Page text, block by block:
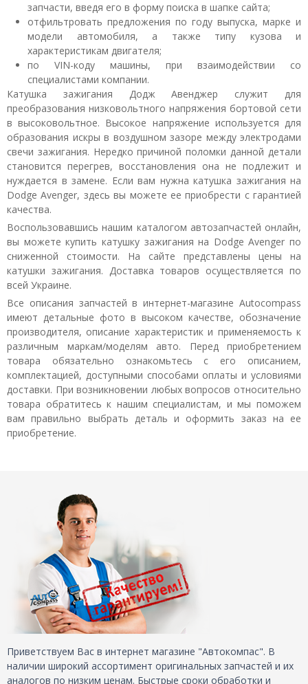
запчасти, введя его в форму поиска в шапке сайта;
отфильтровать предложения по году выпуска, марке и
модели автомобиля, а также типу кузова и
характеристикам двигателя;
по VIN-коду машины, при взаимодействии со
специалистами компании.
Катушка зажигания Додж Авенджер служит для
преобразования низковольтного напряжения бортовой сети
в высоковольтное. Высокое напряжение используется для
образования искры в воздушном зазоре между электродами
свечи зажигания. Нередко причиной поломки данной детали
становится перегрев, восстановления она не подлежит и
нуждается в замене. Если вам нужна катушка зажигания на
Dodge Avenger, здесь вы можете ее приобрести с гарантией
качества.
Воспользовавшись нашим каталогом автозапчастей онлайн,
вы можете купить катушку зажигания на Dodge Avenger по
сниженной стоимости. На сайте представлены цены на
катушки зажигания. Доставка товаров осуществляется по
всей Украине.
Все описания запчастей в интернет-магазине Autocompass
имеют детальные фото в высоком качестве, обозначение
производителя, описание характеристик и применяемость к
различным маркам/моделям авто. Перед приобретением
товара обязательно ознакомьтесь с его описанием,
комплектацией, доступными способами оплаты и условиями
доставки. При возникновении любых вопросов относительно
товара обратитесь к нашим специалистам, и мы поможем
вам правильно выбрать деталь и оформить заказ на ее
приобретение.
Приветствуем Вас в интернет магазине "Автокомпас". В
наличии широкий ассортимент оригинальных запчастей и их
аналогов по низким ценам. Быстрые сроки обработки и